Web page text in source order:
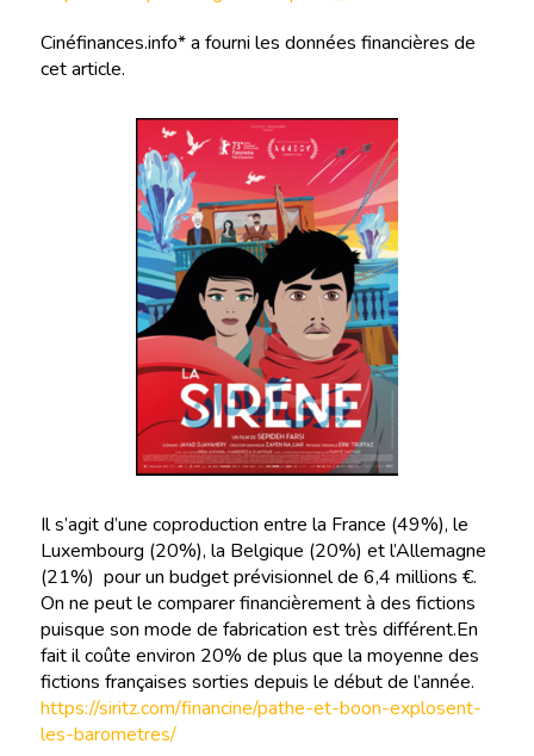
Cinéfinances.info* a fourni les données financières de
cet article.
Il s’agit d’une coproduction entre la France (49%), le
Luxembourg (20%), la Belgique (20%) et l’Allemagne
(21%) pour un budget prévisionnel de 6,4 millions €.
On ne peut le comparer financièrement à des fictions
puisque son mode de fabrication est très différent.En
fait il coûte environ 20% de plus que la moyenne des
fictions françaises sorties depuis le début de l’année.
https://siritz.com/financine/pathe-et-boon-explosent-
les-barometres/